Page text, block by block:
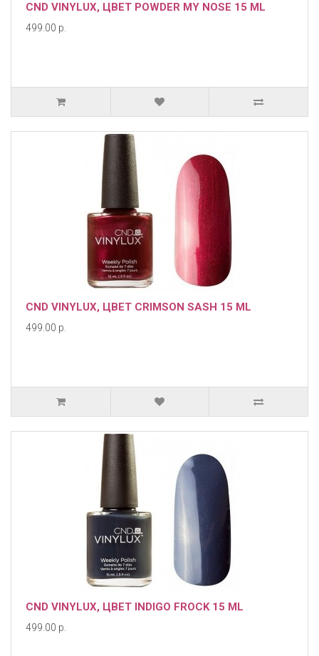
CND VINYLUX, ЦВЕТ POWDER MY NOSE 15 ML
499.00 р.
CND VINYLUX, ЦВЕТ CRIMSON SASH 15 ML
499.00 р.
CND VINYLUX, ЦВЕТ INDIGO FROCK 15 ML
499.00 р.